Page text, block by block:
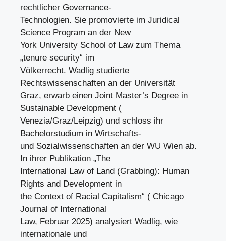
rechtlicher Governance-
Technologien. Sie promovierte im Juridical
Science Program an der New
York University School of Law zum Thema
„tenure security“ im
Völkerrecht. Wadlig studierte
Rechtswissenschaften an der Universität
Graz, erwarb einen Joint Master’s Degree in
Sustainable Development (
Venezia/Graz/Leipzig) und schloss ihr
Bachelorstudium in Wirtschafts-
und Sozialwissenschaften an der WU Wien ab.
In ihrer Publikation „The
International Law of Land (Grabbing): Human
Rights and Development in
the Context of Racial Capitalism“ ( Chicago
Journal of International
Law, Februar 2025) analysiert Wadlig, wie
internationale und